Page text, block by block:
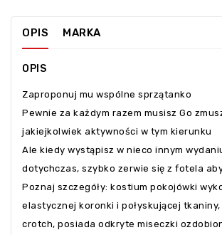
OPIS MARKA
OPIS
Zaproponuj mu wspólne sprzątanko
Pewnie za każdym razem musisz Go
jakiejkolwiek aktywności w tym kierunku
Ale kiedy wystąpisz w nieco innym
dotychczas, szybko zerwie się z fotela
Poznaj szczegóły: kostium pokojówki
elastycznej koronki i połyskującej
crotch, posiada odkryte miseczki